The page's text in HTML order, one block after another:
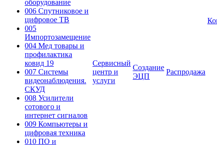
оборудование
006 Спутниковое и
цифровое ТВ
005
Импортозамещение
004 Мед товары и
профилактика
ковид 19
007 Системы
видеонаблюдения.
СКУД
008 Усилители
сотового и
интернет сигналов
009 Компьютеры и
цифровая техника
010 ПО и
Сервисный
центр и
услуги
Создание
ЭЦП
Распродажа